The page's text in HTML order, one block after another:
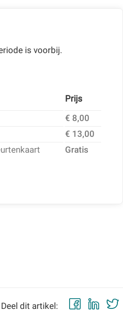
is voorbij.
Prijs
€ 8,00
€ 13,00
Gratis
Deel dit artikel: